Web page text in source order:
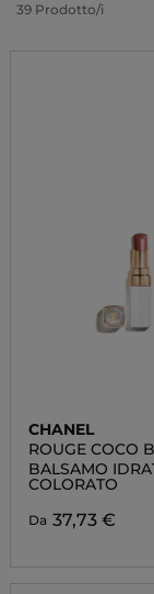
39 Prodotto/i
CHANEL
ROUGE COCO
BALSAMO
COLORATO
Da 37,73 €